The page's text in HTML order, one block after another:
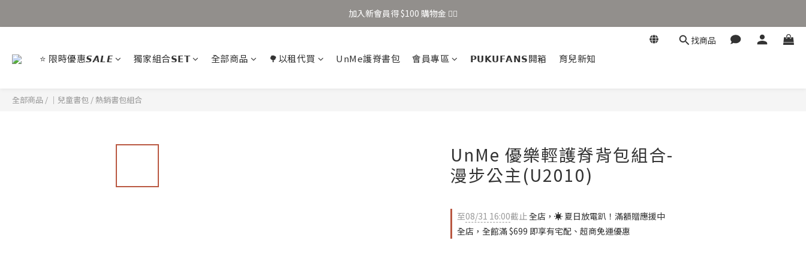
加入新會員得 $100 購物金 👉🏻
加入新會員得 $100 購物金 👉🏻
加入新會員得 $100 購物金 👉🏻
找商品
⭐ 限時優惠𝙎𝘼𝙇𝙀 獨家組合𝗦𝗘𝗧 全部商品 🌳以租代買 UnMe護脊書包 會員專區 𝗣𝗨𝗞𝗨𝗙𝗔𝗡𝗦開箱 育兒新知
全部商品 / ｜兒童書包 /熱銷書包組合
UnMe 優樂輕護脊背包組合-
漫步公主(U2010)
至08/31 16:00截止全店，☀️ 夏日放電趴！滿額贈應援中
全店，全館滿 $699 即享有宅配、超商免運優惠